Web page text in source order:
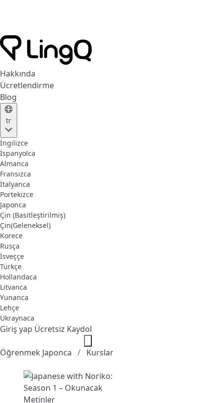
Hakkında
Ücretlendirme
Blog
tr
İngilizce
İspanyolca
Almanca
Fransızca
İtalyanca
Portekizce
Japonca
Çin (Basitleştirilmiş)
Çin(Geleneksel)
Korece
Rusça
İsveççe
Türkçe
Hollandaca
Litvanca
Yunanca
Lehçe
Ukraynaca
Giriş yap Ücretsiz Kaydol
Öğrenmek Japonca Kurslar